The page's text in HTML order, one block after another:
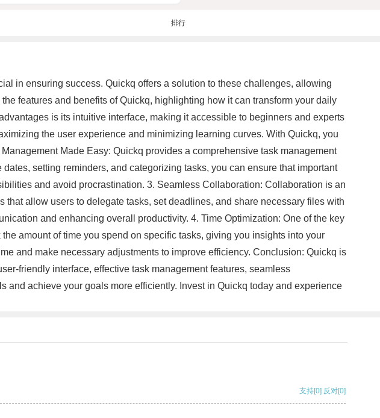
排行
in ensuring success. Quickq offers a solution to these challenges, allowing
features and benefits of Quickq, highlighting how it can transform your daily
is its intuitive interface, making it accessible to beginners and experts
the user experience and minimizing learning curves. With Quickq, you
Made Easy: Quickq provides a comprehensive task management
setting reminders, and categorizing tasks, you can ensure that important
and avoid procrastination. 3. Seamless Collaboration: Collaboration is an
allow users to delegate tasks, set deadlines, and share necessary files with
and enhancing overall productivity. 4. Time Optimization: One of the key
amount of time you spend on specific tasks, giving you insights into your
and make necessary adjustments to improve efficiency. Conclusion: Quickq is
friendly interface, effective task management features, seamless
achieve your goals more efficiently. Invest in Quickq today and experience
支持[0] 反对[0]